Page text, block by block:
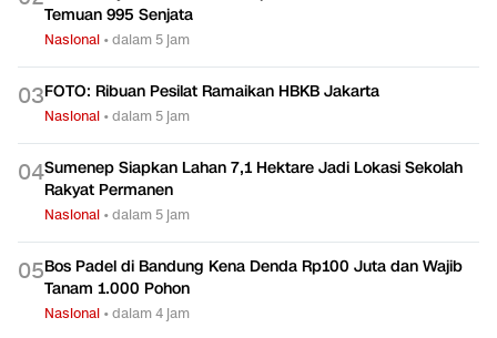
Temuan 995 Senjata
Nasional •dalam 5 jam
03FOTO: Ribuan Pesilat Ramaikan HBKB Jakarta
Nasional •dalam 5 jam
04Sumenep Siapkan Lahan 7,1 Hektare Jadi Lokasi Sekolah
Rakyat Permanen
Nasional •dalam 5 jam
05Bos Padel di Bandung Kena Denda Rp100 Juta dan Wajib
Tanam 1.000 Pohon
Nasional •dalam 4 jam